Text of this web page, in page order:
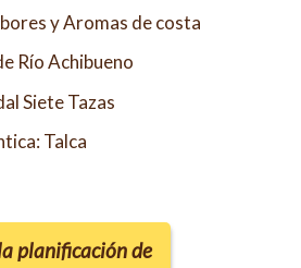
y Aromas de costa
Río Achibueno
Siete Tazas
Talca
planificación de